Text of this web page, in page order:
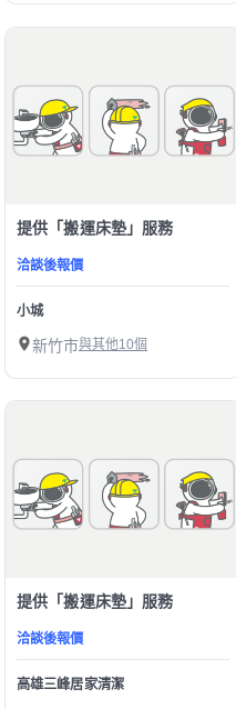
提供「搬運床墊」服務
洽談後報價
小城
新竹市與其他10個
提供「搬運床墊」服務
洽談後報價
高雄三峰居家清潔